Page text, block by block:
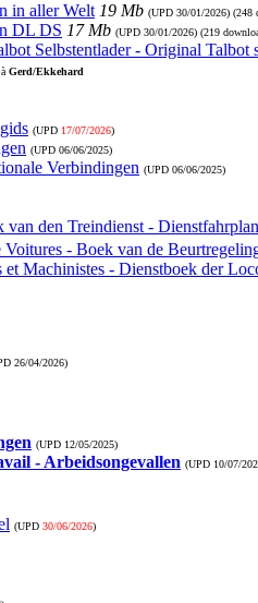
in aller Welt 19 Mb (UPD 30/01/2026) (248
DL DS 17 Mb (UPD 30/01/2026) (219
Selbstentlader - Original Talbot
Gerd/Ekkehard
(UPD 17/07/2026)
(UPD 06/06/2025)
Verbindingen (UPD 06/06/2025)
den Treindienst -
- Boek van de
Machinistes - Dienstboek der
26/04/2026)
(UPD 12/05/2025)
- Arbeidsongevallen (UPD 10/07/
(UPD 30/06/2026)